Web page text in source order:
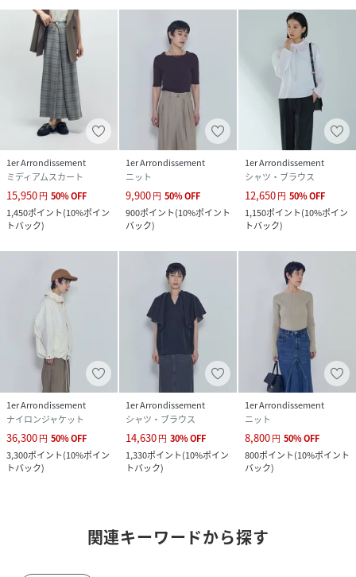
1er Arrondissement
ミディアムスカート
15,950円 50%OFF
1,450ポイント(10%ポイン
トバック)
1er Arrondissement
ニット
9,900円 50%OFF
900ポイント(10%ポイント
バック)
1er Arrondissement
シャツ・ブラウス
12,650円 50%OFF
1,150ポイント(10%ポイン
トバック)
1er Arrondissement
ナイロンジャケット
36,300円 50%OFF
3,300ポイント(10%ポイン
トバック)
1er Arrondissement
シャツ・ブラウス
14,630円 30%OFF
1,330ポイント(10%ポイン
トバック)
1er Arrondissement
ニット
8,800円 50%OFF
800ポイント(10%ポイント
バック)
関連キーワードから探す